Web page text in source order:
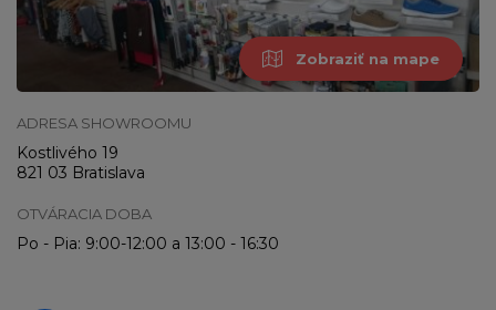
Zobraziť na mape
ADRESA SHOWROOMU
Kostlivého 19
821 03 Bratislava
OTVÁRACIA DOBA
Po - Pia: 9:00-12:00 a 13:00 - 16:30